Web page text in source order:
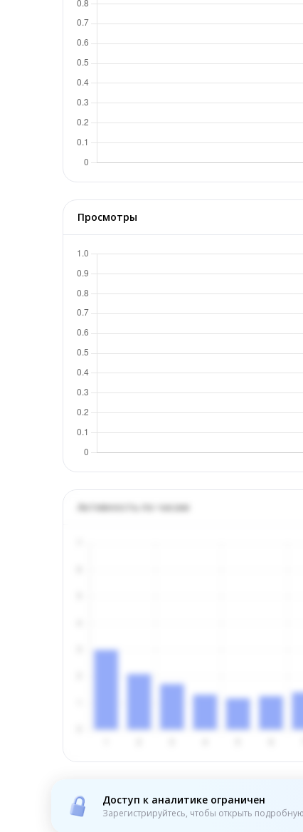
Просмотры
Активность по часам
Доступ к аналитике ограничен
Зарегистрируйтесь, чтобы открыть подробную